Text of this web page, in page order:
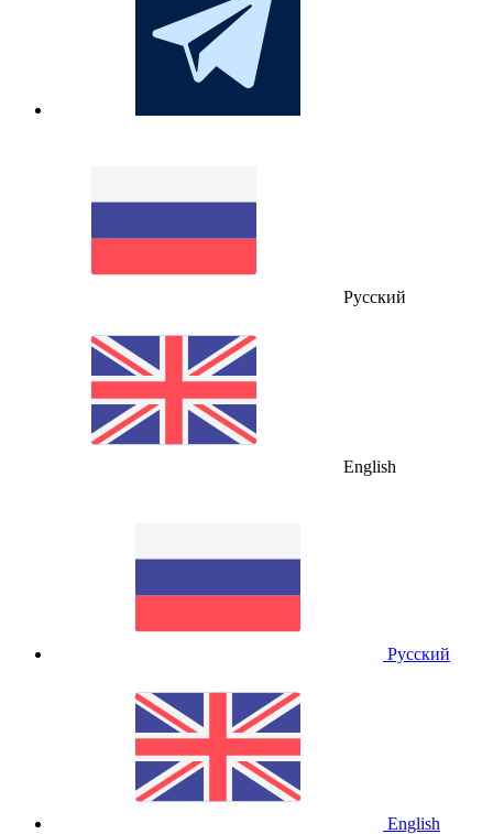
Русский
English
Русский
English